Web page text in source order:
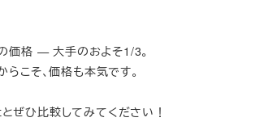
価格 — 大手のおよそ1/3。
らこそ、価格も本気です。
ぜひ比較してみてください！